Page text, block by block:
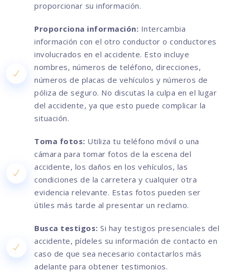
proporcionar su información.
Proporciona información: Intercambia
información con el otro conductor o conductores
involucrados en el accidente. Esto incluye
nombres, números de teléfono, direcciones,
números de placas de vehículos y números de
póliza de seguro. No discutas la culpa en el lugar
del accidente, ya que esto puede complicar la
situación.
Toma fotos: Utiliza tu teléfono móvil o una
cámara para tomar fotos de la escena del
accidente, los daños en los vehículos, las
condiciones de la carretera y cualquier otra
evidencia relevante. Estas fotos pueden ser
útiles más tarde al presentar un reclamo.
Busca testigos: Si hay testigos presenciales del
accidente, pídeles su información de contacto en
caso de que sea necesario contactarlos más
adelante para obtener testimonios.